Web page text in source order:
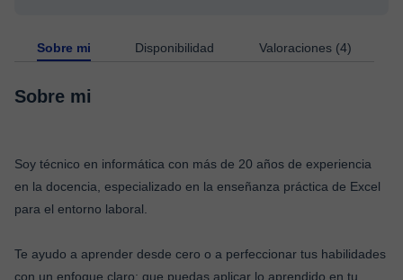
Sobre mi Disponibilidad Valoraciones (4)
Sobre mi
Soy técnico en informática con más de 20 años de experiencia
en la docencia, especializado en la enseñanza práctica de Excel
para el entorno laboral.
Te ayudo a aprender desde cero o a perfeccionar tus habilidades
con un enfoque claro: que puedas aplicar lo aprendido en tu